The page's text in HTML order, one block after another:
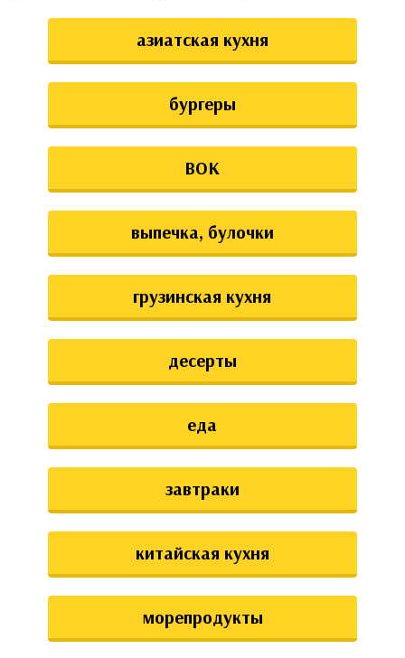
азиатская кухня
бургеры
ВОК
выпечка, булочки
грузинская кухня
десерты
еда
завтраки
китайская кухня
морепродукты